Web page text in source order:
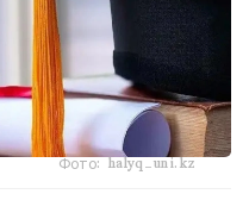
Фото: halyq-uni.kz